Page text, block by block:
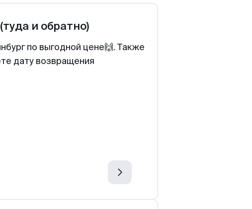
(туда и обратно)
по выгодной цене🙌. Также
дату возвращения